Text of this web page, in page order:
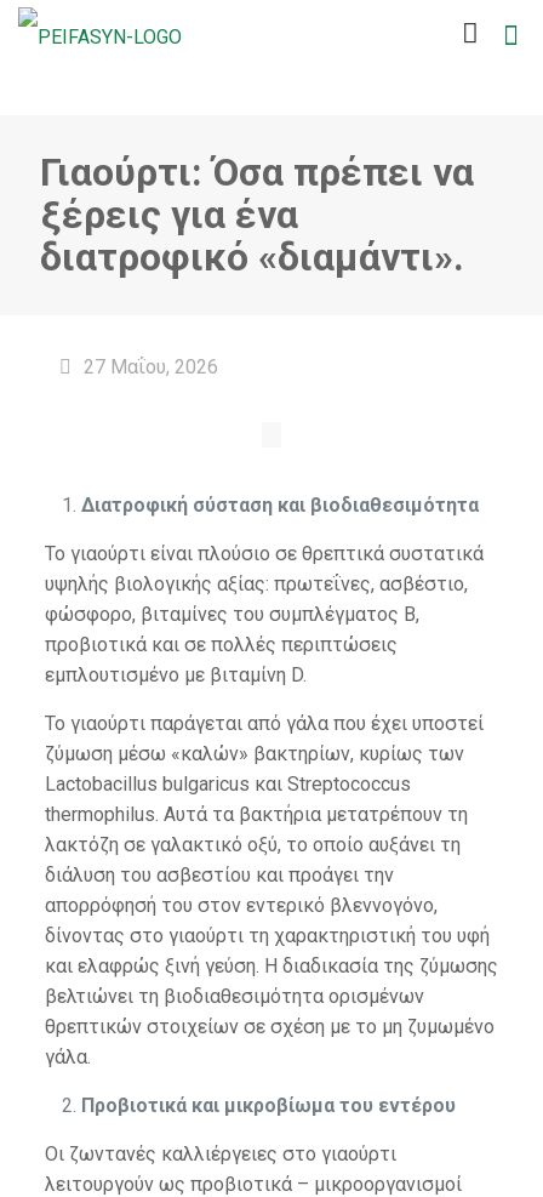
Γιαούρτι: Όσα πρέπει να
ξέρεις για ένα
διατροφικό «διαμάντι».
27 Μαΐου, 2026
Διατροφική σύσταση και βιοδιαθεσιμότητα
Το γιαούρτι είναι πλούσιο σε θρεπτικά συστατικά
υψηλής βιολογικής αξίας: πρωτεΐνες, ασβέστιο,
φώσφορο, βιταμίνες του συμπλέγματος Β,
προβιοτικά και σε πολλές περιπτώσεις
εμπλουτισμένο με βιταμίνη D.
Το γιαούρτι παράγεται από γάλα που έχει υποστεί
ζύμωση μέσω «καλών» βακτηρίων, κυρίως των
Lactobacillus bulgaricus και Streptococcus
thermophilus. Αυτά τα βακτήρια μετατρέπουν τη
λακτόζη σε γαλακτικό οξύ, το οποίο αυξάνει τη
διάλυση του ασβεστίου και προάγει την
απορρόφησή του στον εντερικό βλεννογόνο,
δίνοντας στο γιαούρτι τη χαρακτηριστική του υφή
και ελαφρώς ξινή γεύση. Η διαδικασία της ζύμωσης
βελτιώνει τη βιοδιαθεσιμότητα ορισμένων
θρεπτικών στοιχείων σε σχέση με το μη ζυμωμένο
γάλα.
Προβιοτικά και μικροβίωμα του εντέρου
Οι ζωντανές καλλιέργειες στο γιαούρτι
λειτουργούν ως προβιοτικά – μικροοργανισμοί